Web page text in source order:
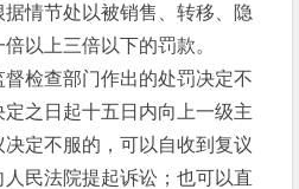
情节处以被销售、转移、隐
以上三倍以下的罚款。
检查部门作出的处罚决定不
之日起十五日内向上一级主
定不服的，可以自收到复议
民法院提起诉讼；也可以直